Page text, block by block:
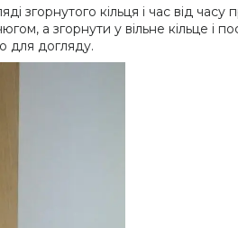
згорнутого кільця і час від часу
а згорнути у вільне кільце і
для догляду.